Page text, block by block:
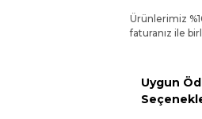
Ürünlerimiz
faturanız ile
Uygun